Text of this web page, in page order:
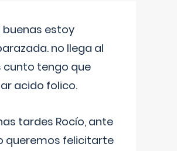
buenas estoy
no llega al
cunto tengo que
acido folico.
tardes Rocío, ante
queremos felicitarte